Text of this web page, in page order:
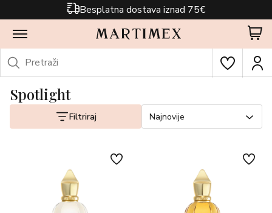
Besplatna dostava iznad 75€
Spotlight
Filtriraj Najnovije